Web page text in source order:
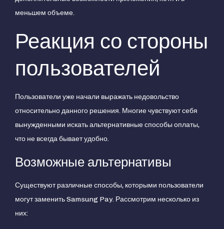
меньшем объеме.
Реакция со стороны
пользователей
Пользователи уже начали выражать недовольство
относительно данного решения. Многие чувствуют себя
вынужденными искать альтернативные способы оплаты,
что не всегда бывает удобно.
Возможные альтернативы
Существуют различные способы, которыми пользователи
могут заменить Samsung Pay. Рассмотрим несколько из
них: